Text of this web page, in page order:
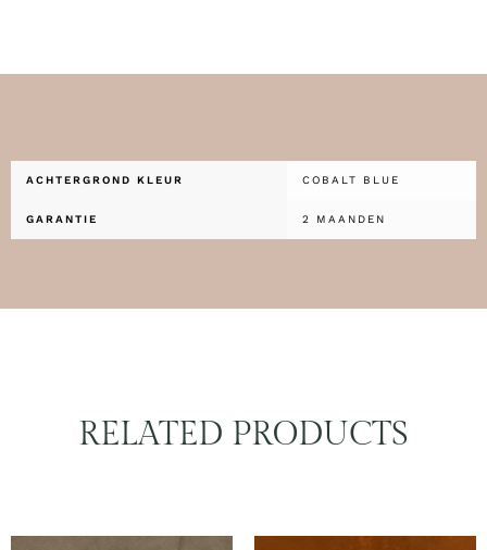
ACHTERGROND KLEUR COBALT BLUE
GARANTIE 2 MAANDEN
RELATED PRODUCTS